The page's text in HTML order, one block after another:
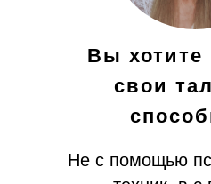
Не с помощью
Вы хотите
свои